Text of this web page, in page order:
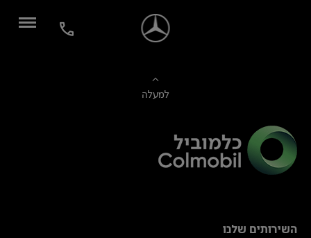
למעלה
השירותים שלנו